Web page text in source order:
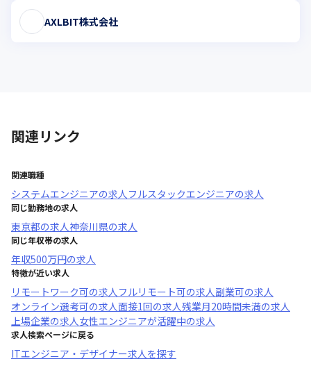
AXLBIT株式会社
関連リンク
関連職種
システムエンジニアの求人フルスタックエンジニアの求人
同じ勤務地の求人
東京都の求人神奈川県の求人
同じ年収帯の求人
年収500万円の求人
特徴が近い求人
リモートワーク可の求人フルリモート可の求人副業可の求人
オンライン選考可の求人面接1回の求人残業月20時間未満の求人
上場企業の求人女性エンジニアが活躍中の求人
求人検索ページに戻る
ITエンジニア・デザイナー求人を探す